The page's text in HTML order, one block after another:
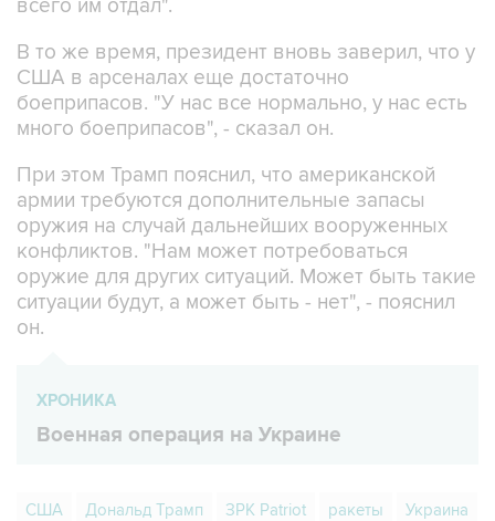
всего им отдал".
В то же время, президент вновь заверил, что у
США в арсеналах еще достаточно
боеприпасов. "У нас все нормально, у нас есть
много боеприпасов", - сказал он.
При этом Трамп пояснил, что американской
армии требуются дополнительные запасы
оружия на случай дальнейших вооруженных
конфликтов. "Нам может потребоваться
оружие для других ситуаций. Может быть такие
ситуации будут, а может быть - нет", - пояснил
он.
ХРОНИКА
Военная операция на Украине
США Дональд Трамп ЗРК Patriot ракеты Украина